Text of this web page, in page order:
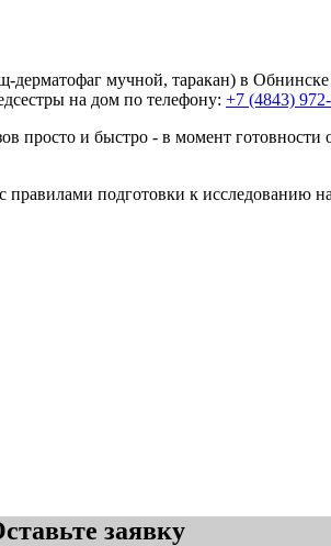
мучной, таракан) в Обнинске
на дом по телефону: +7 (4843)
просто и быстро - в момент
правилами подготовки к исследованию
заявку